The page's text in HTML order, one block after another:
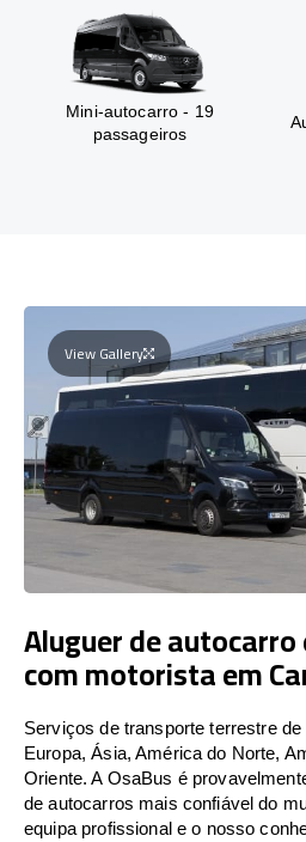
Mini-autocarro - 19
passageiros
View Gallery
Aluguer de
com motorista em
Serviços de transporte terrestre
Europa, Ásia, América do Norte,
Oriente. A OsaBus é
de autocarros mais confiável do
equipa profissional e o nosso